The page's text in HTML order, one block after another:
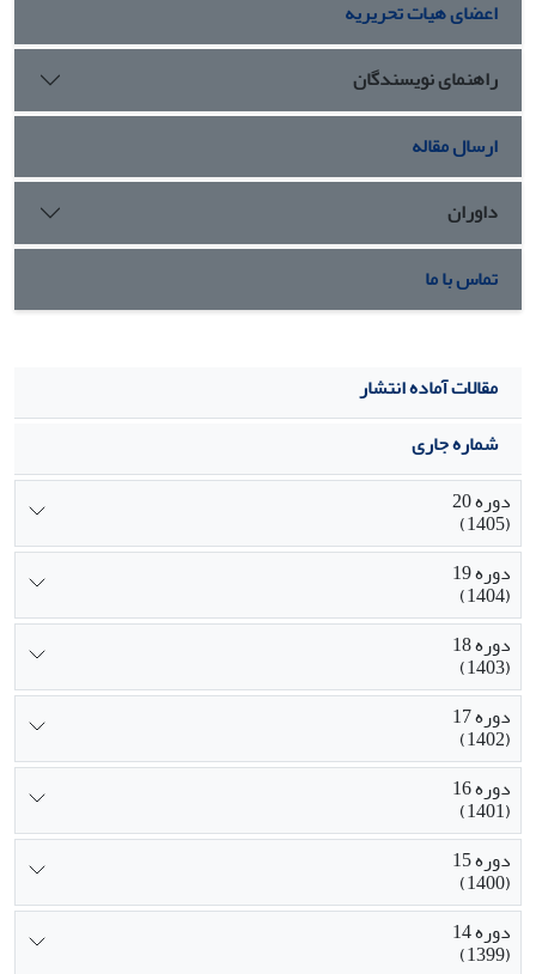
اعضای هیات تحریریه
راهنمای نویسندگان
ارسال مقاله
داوران
تماس با ما
مقالات آماده انتشار
شماره جاری
دوره 20
(1405)
دوره 19
(1404)
دوره 18
(1403)
دوره 17
(1402)
دوره 16
(1401)
دوره 15
(1400)
دوره 14
(1399)